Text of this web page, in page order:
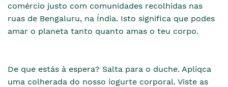
comércio justo com comunidades recolhidas nas
ruas de Bengaluru, na Índia. Isto significa que podes
amar o planeta tanto quanto amas o teu corpo.
De que estás à espera? Salta para o duche. Apliqca
uma colherada do nosso iogurte corporal. Viste as